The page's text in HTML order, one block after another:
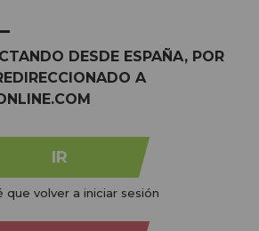
Preço por 100 Ml: 5,29€
Irridiance
queda de
Nook Magic Arganoil Extra Volume
Volumizing 250ml
DESDE ESPAÑA, POR
A
IR
que volver a iniciar sesión